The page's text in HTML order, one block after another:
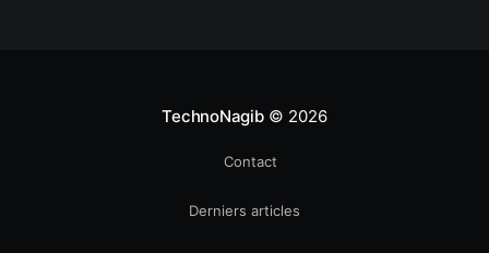
TechnoNagib© 2026
Contact
Derniers articles